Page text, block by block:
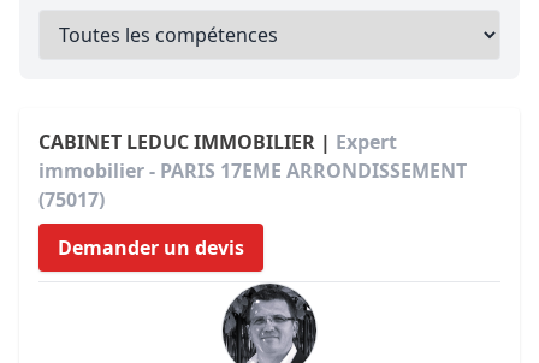
CABINET LEDUC IMMOBILIER | Expert
immobilier - PARIS 17EME ARRONDISSEMENT
(75017)
Demander un devis